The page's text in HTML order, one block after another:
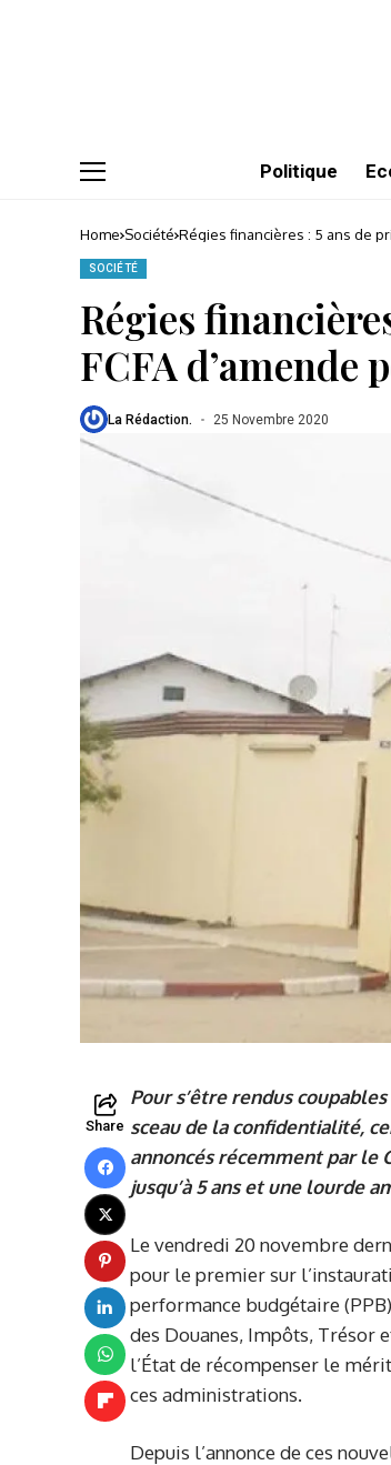
Politique
Home Société Régies financières : 5 ans de
SOCIÉTÉ
Régies
FCFA d’amende
La Rédaction. 25 Novembre 2020
Share
Pour s’être rendus
sceau de la confidentialité,
annoncés récemment par le
jusqu’à 5 ans et une lourde
Le vendredi 20 novembre
pour le premier sur
performance budgétaire
des Douanes, Impôts, Trésor
l’État de récompenser le
ces administrations.
Depuis l’annonce de ces